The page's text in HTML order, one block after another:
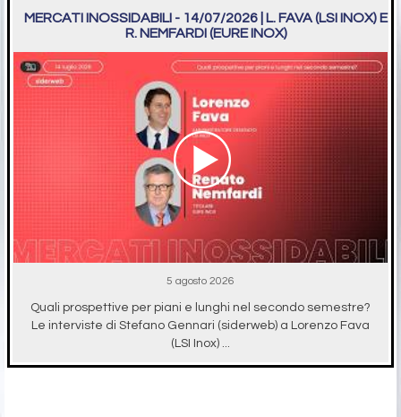
MERCATI INOSSIDABILI - 14/07/2026 | L. FAVA (LSI INOX) E
R. NEMFARDI (EURE INOX)
5 agosto 2026
Quali prospettive per piani e lunghi nel secondo semestre?
Le interviste di Stefano Gennari (siderweb) a Lorenzo Fava
(LSI Inox) ...